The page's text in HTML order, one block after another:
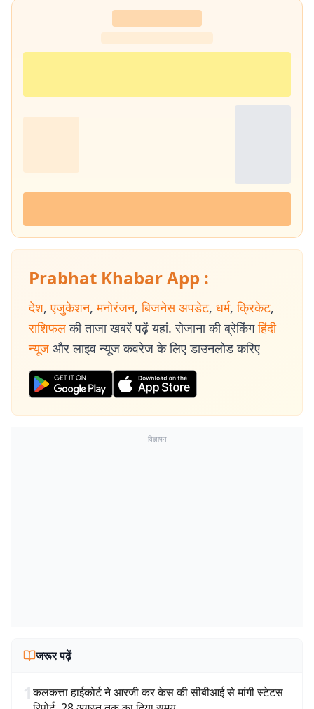
Prabhat Khabar App :
देश, एजुकेशन, मनोरंजन, बिजनेस अपडेट, धर्म, क्रिकेट,
राशिफल की ताजा खबरें पढ़ें यहां. रोजाना की ब्रेकिंग हिंदी
न्यूज और लाइव न्यूज कवरेज के लिए डाउनलोड करिए
विज्ञापन
जरूर पढ़ें
1कलकत्ता हाईकोर्ट ने आरजी कर केस की सीबीआई से मांगी स्टेटस